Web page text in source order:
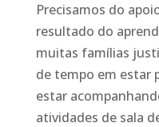
Precisamos do
resultado do
muitas famílias
de tempo em estar
estar
atividades de sala